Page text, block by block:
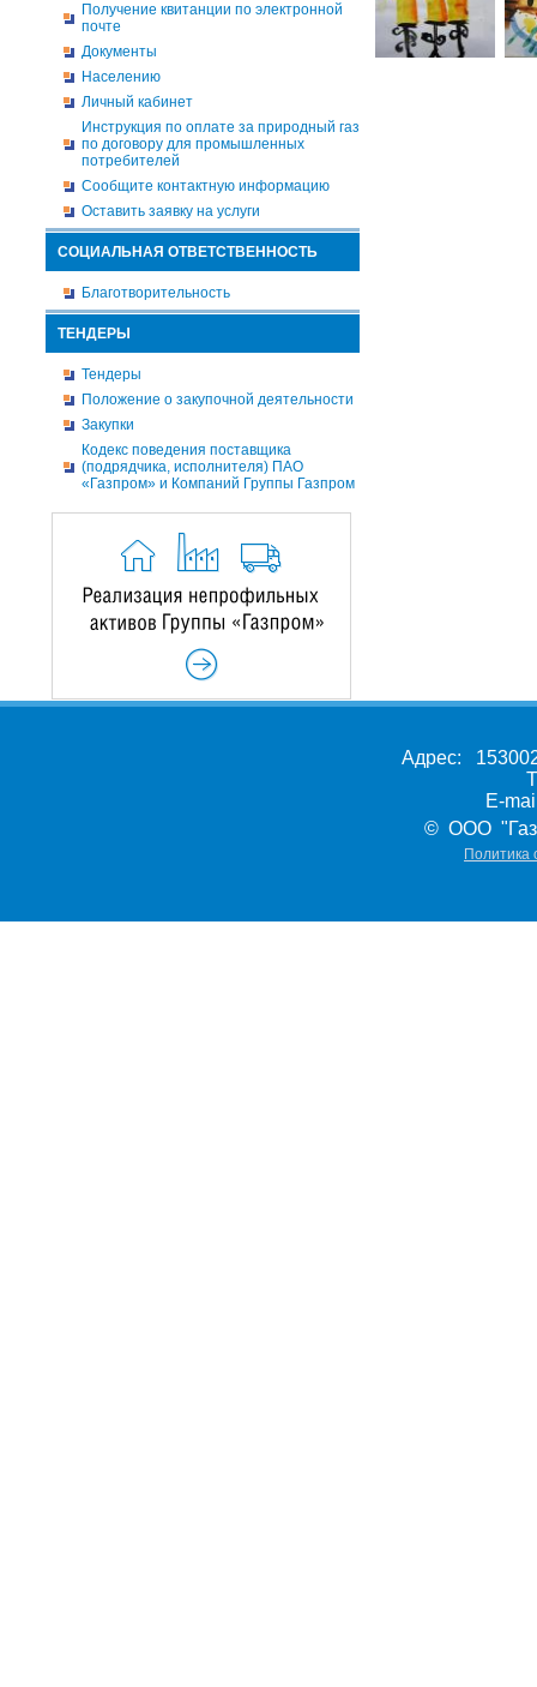
Получение квитанции по электронной
почте
Документы
Населению
Личный кабинет
Инструкция по оплате за природный газ
по договору для промышленных
потребителей
Сообщите контактную информацию
Оставить заявку на услуги
СОЦИАЛЬНАЯ ОТВЕТСТВЕННОСТЬ
Благотворительность
ТЕНДЕРЫ
Тендеры
Положение о закупочной деятельности
Закупки
Кодекс поведения поставщика
(подрядчика, исполнителя) ПАО
«Газпром» и Компаний Группы Газпром
Адрес:
E-
© ООО
Политика